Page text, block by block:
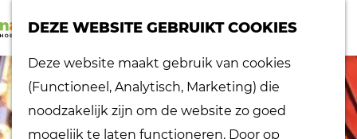
DEZE WEBSITE GEBRUIKT COOKIES
Deze website maakt gebruik van cookies
(Functioneel, Analytisch, Marketing) die
noodzakelijk zijn om de website zo goed
mogelijk te laten functioneren. Door op
a
n
a
K
a
r
t
Z
e
k
e
M
e
n
u
dorpen
Musea
Nationaal
landschap